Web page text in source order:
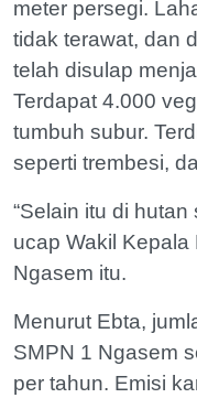
meter persegi.
tidak terawat, dan
telah disulap
Terdapat 4.000
tumbuh subur.
seperti trembesi,
“Selain itu di
ucap Wakil
Ngasem itu.
Menurut Ebta,
SMPN 1 Ngasem
per tahun. Emisi